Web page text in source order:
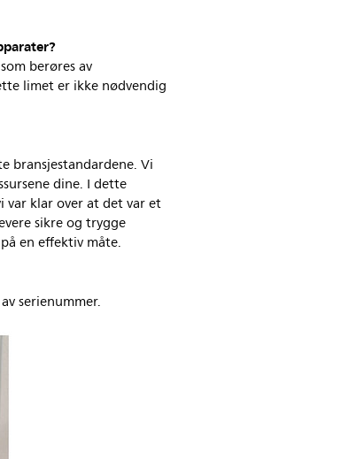
berøres av
limet er ikke nødvendig
bransjestandardene. Vi
dine. I dette
var klar over at det var et
sikre og trygge
en effektiv måte.
serienummer.